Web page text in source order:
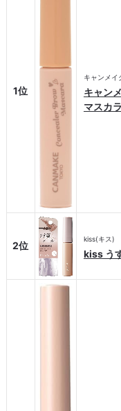
1位
キャンメイ
キャン
マスカラ
2位
kiss(キス)
kiss う